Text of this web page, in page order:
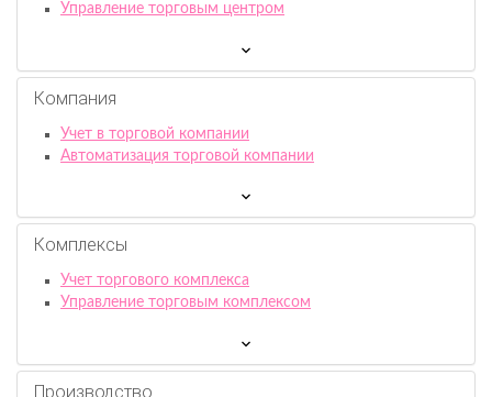
Управление торговым центром
Компания
Учет в торговой компании
Автоматизация торговой компании
Комплексы
Учет торгового комплекса
Управление торговым комплексом
Производство